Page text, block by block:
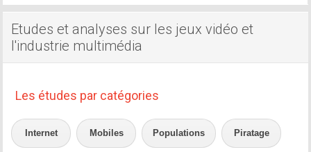
Etudes et analyses sur les jeux vidéo et
l'industrie multimédia
Les études par catégories
Internet Mobiles Populations Piratage